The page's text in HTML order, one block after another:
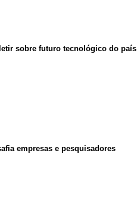
sobre futuro tecnológico do país
empresas e pesquisadores